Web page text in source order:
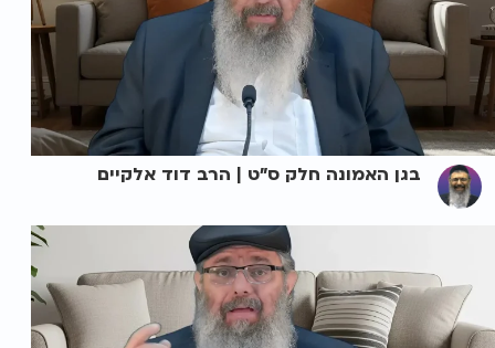
בגן האמונה חלק ס"ט | הרב דוד אלקיים